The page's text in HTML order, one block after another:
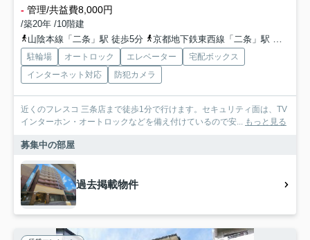
- 管理/共益費8,000円
/築20年 /10階建
山陰本線「二条」駅 徒歩5分
京都地下鉄東西線「二条」駅 徒歩5分
駐輪場 オートロック エレベーター
宅配ボックス
インターネット対応
防犯カメラ
近くのフレスコ 三条店まで徒歩1分で行けます。セキュリティ面は、TV
インターホン・オートロックなどを備え付けているので安... もっと見る
募集中の部屋
過去掲載物件